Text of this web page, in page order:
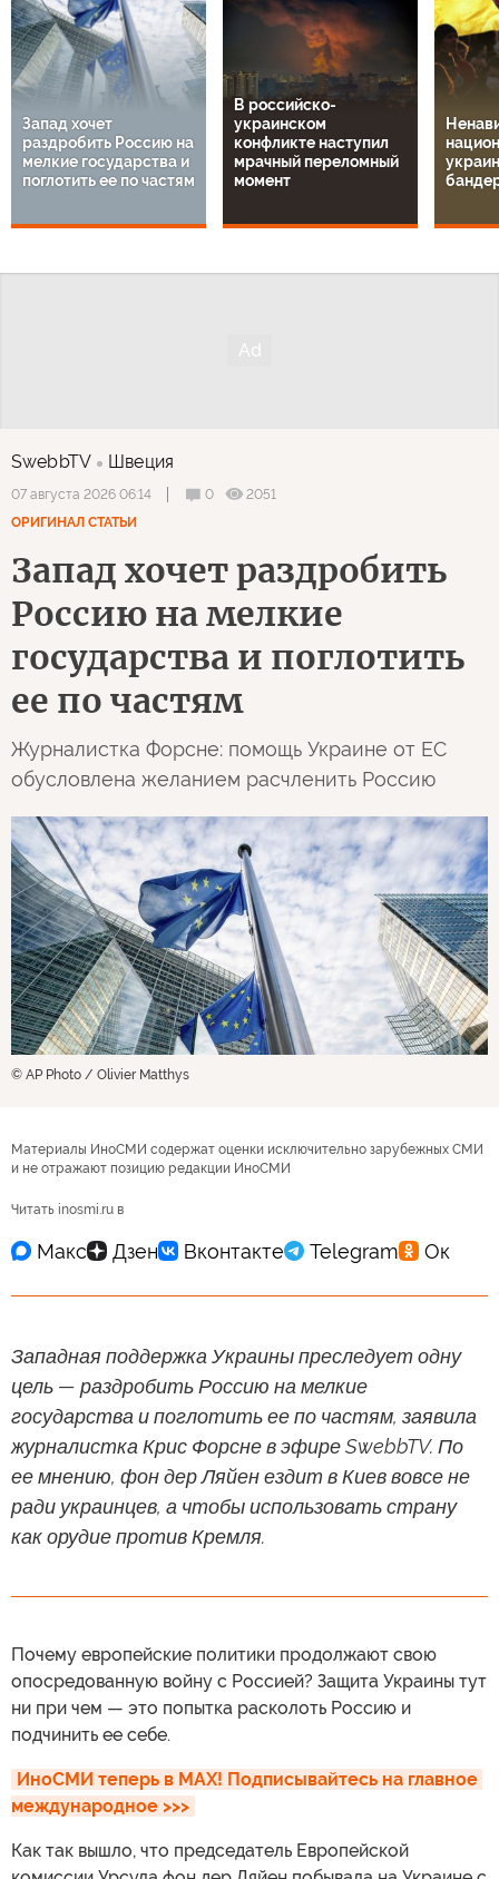
Запад хочет
раздробить Россию на
мелкие государства и
поглотить ее по частям
В российско-
украинском
конфликте наступил
мрачный переломный
момент
SwebbTV Швеция
07 августа 2026 06:14 0
2051
ОРИГИНАЛ СТАТЬИ
Запад хочет раздробить
Россию на мелкие
государства и поглотить
ее по частям
Журналистка Форсне: помощь Украине от ЕС
обусловлена желанием расчленить Россию
© AP Photo / Olivier Matthys
Материалы ИноСМИ содержат оценки исключительно зарубежных СМИ
и не отражают позицию редакции ИноСМИ
Читать inosmi.ru в
Западная поддержка Украины преследует одну
цель — раздробить Россию на мелкие
государства и поглотить ее по частям, заявила
журналистка Крис Форсне в эфире SwebbTV. По
ее мнению, фон дер Ляйен ездит в Киев вовсе не
ради украинцев, а чтобы использовать страну
как орудие против Кремля.
Почему европейские политики продолжают свою
опосредованную войну с Россией? Защита Украины тут
ни при чем — это попытка расколоть Россию и
подчинить ее себе.
ИноСМИ теперь в MAX! Подписывайтесь на главное
международное >>>
Как так вышло, что председатель Европейской